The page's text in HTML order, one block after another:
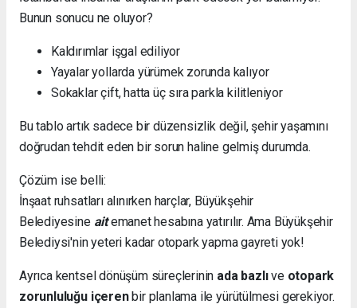
Bunun sonucu ne oluyor?
Kaldırımlar işgal ediliyor
Yayalar yollarda yürümek zorunda kalıyor
Sokaklar çift, hatta üç sıra parkla kilitleniyor
Bu tablo artık sadece bir düzensizlik değil, şehir yaşamını
doğrudan tehdit eden bir sorun haline gelmiş durumda.
Çözüm ise belli:
İnşaat ruhsatları alınırken harçlar, Büyükşehir
Belediyesine aitemanet hesabına yatırılır. Ama Büyükşehir
Belediysi'nin yeteri kadar otopark yapma gayreti yok!
Ayrıca kentsel dönüşüm süreçlerinin ada bazlıve otopark
zorunluluğu içerenbir planlama ile yürütülmesi gerekiyor.